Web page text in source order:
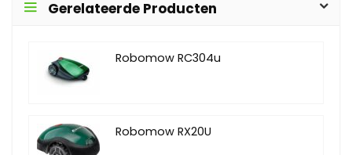
Gerelateerde Producten
Robomow RC304u
Robomow RX20U